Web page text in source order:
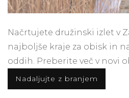
Načrtujete družinski izlet v
najboljše kraje za obisk in
oddih. Preberite več v novi
Nadaljujte z branjem